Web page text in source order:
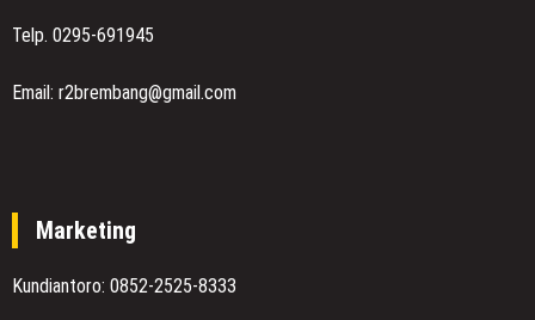
Telp. 0295-691945
Email: r2brembang@gmail.com
Marketing
Kundiantoro: 0852-2525-8333